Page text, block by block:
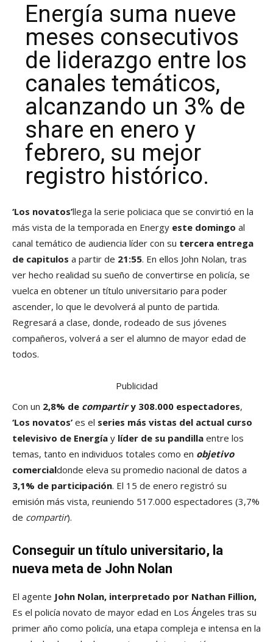
Energía suma nueve
meses consecutivos
de liderazgo entre los
canales temáticos,
alcanzando un 3% de
share en enero y
febrero, su mejor
registro histórico.
‘Los novatos’llega la serie policiaca que se convirtió en la
más vista de la temporada en Energy este domingo al
canal temático de audiencia líder con su tercera entrega
de capitulos a partir de 21:55. En ellos John Nolan, tras
ver hecho realidad su sueño de convertirse en policía, se
vuelca en obtener un título universitario para poder
ascender, lo que le devolverá al punto de partida.
Regresará a clase, donde, rodeado de sus jóvenes
compañeros, volverá a ser el alumno de mayor edad de
todos.
Publicidad
Con un 2,8% de compartiry 308.000 espectadores,
‘Los novatos’ es el series más vistas del actual curso
televisivo de Energía y líder de su pandilla entre los
temas, tanto en individuos totales como en objetivo
comercialdonde eleva su promedio nacional de datos a
3,1% de participación. El 15 de enero registró su
emisión más vista, reuniendo 517.000 espectadores (3,7%
de compartir).
Conseguir un título universitario, la
nueva meta de John Nolan
El agente John Nolan, interpretado por Nathan Fillion,
Es el policía novato de mayor edad en Los Ángeles tras su
primer año como policía, una etapa compleja e intensa en la